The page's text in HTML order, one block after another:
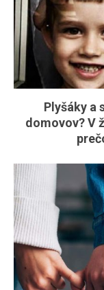
Plyšáky a
domovov? V